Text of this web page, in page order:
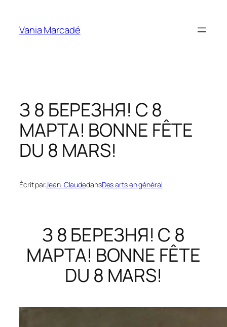
contenu
Vania Marcadé
З 8 БЕРЕЗНЯ! С 8
МАРТА! BONNE FÊTE
DU 8 MARS!
Écrit parJean-ClaudedansDes arts en général
З 8 БЕРЕЗНЯ! С 8
МАРТА! BONNE FÊTE
DU 8 MARS!